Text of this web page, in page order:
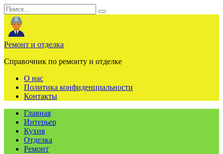
Перейти
к
содержанию
Search
for:
Ремонт и отделка
Справочник по ремонту и отделке
О нас
Политика конфиденциальности
Контакты
Главная
Интерьер
Кухня
Отделка
Ремонт